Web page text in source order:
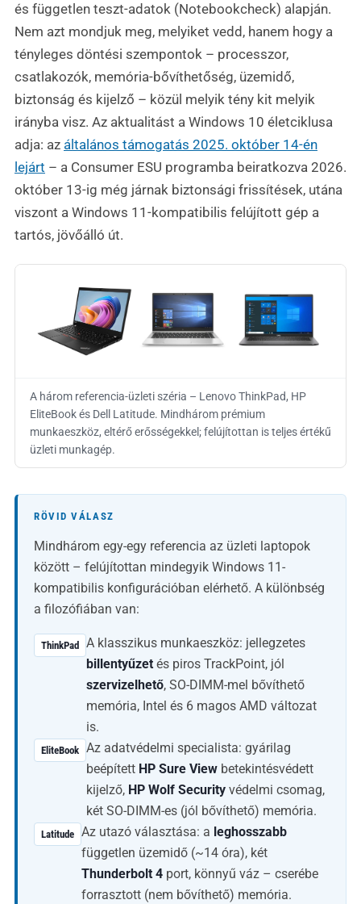
és független teszt-adatok (Notebookcheck) alapján.
Nem azt mondjuk meg, melyiket vedd, hanem hogy a
tényleges döntési szempontok – processzor,
csatlakozók, memória-bővíthetőség, üzemidő,
biztonság és kijelző – közül melyik tény kit melyik
irányba visz. Az aktualitást a Windows 10 életciklusa
adja: az általános támogatás 2025. október 14-én
lejárt – a Consumer ESU programba beiratkozva 2026.
október 13-ig még járnak biztonsági frissítések, utána
viszont a Windows 11-kompatibilis felújított gép a
tartós, jövőálló út.
A három referencia-üzleti széria – Lenovo ThinkPad, HP
EliteBook és Dell Latitude. Mindhárom prémium
munkaeszköz, eltérő erősségekkel; felújítottan is teljes értékű
üzleti munkagép.
RÖVID VÁLASZ
Mindhárom egy-egy referencia az üzleti laptopok
között – felújítottan mindegyik Windows 11-
kompatibilis konfigurációban elérhető. A különbség
a filozófiában van:
ThinkPad
A klasszikus munkaeszköz: jellegzetes
billentyűzet és piros TrackPoint, jól
szervizelhető, SO-DIMM-mel bővíthető
memória, Intel és 6 magos AMD változat
is.
EliteBook Az adatvédelmi specialista: gyárilag
beépített HP Sure View betekintésvédett
kijelző, HP Wolf Security védelmi csomag,
két SO-DIMM-es (jól bővíthető) memória.
Latitude Az utazó választása: a leghosszabb
független üzemidő (~14 óra), két
Thunderbolt 4 port, könnyű váz – cserébe
forrasztott (nem bővíthető) memória.